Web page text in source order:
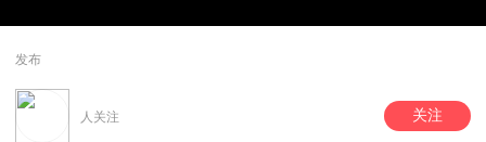
发布
人关注 关注